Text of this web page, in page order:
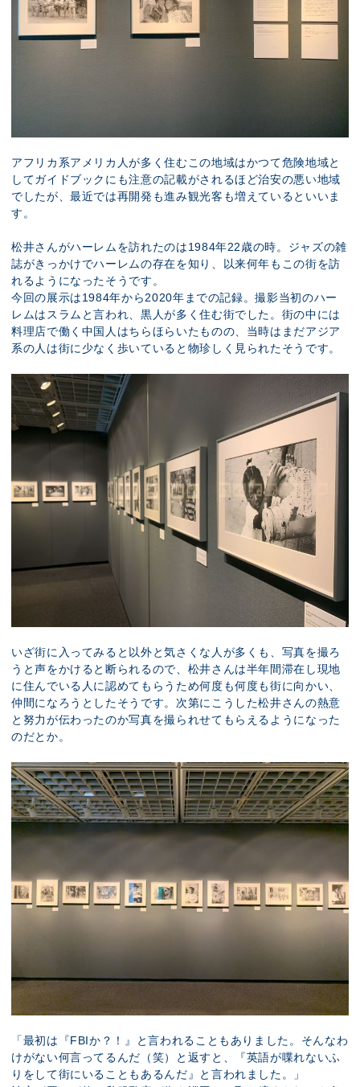
アフリカ系アメリカ人が多く住むこの地域はかつて危険地域と
してガイドブックにも注意の記載がされるほど治安の悪い地域
でしたが、最近では再開発も進み観光客も増えているといいま
す。
松井さんがハーレムを訪れたのは1984年22歳の時。ジャズの雑
誌がきっかけでハーレムの存在を知り、以来何年もこの街を訪
れるようになったそうです。
今回の展示は1984年から2020年までの記録。撮影当初のハー
レムはスラムと言われ、黒人が多く住む街でした。街の中には
料理店で働く中国人はちらほらいたものの、当時はまだアジア
系の人は街に少なく歩いていると物珍しく見られたそうです。
いざ街に入ってみると以外と気さくな人が多くも、写真を撮ろ
うと声をかけると断られるので、松井さんは半年間滞在し現地
に住んでいる人に認めてもらうため何度も何度も街に向かい、
仲間になろうとしたそうです。次第にこうした松井さんの熱意
と努力が伝わったのか写真を撮られせてもらえるようになった
のだとか。
「最初は『FBIか？！』と言われることもありました。そんなわ
けがない何言ってるんだ（笑）と返すと、『英語が喋れないふ
りをして街にいることもあるんだ』と言われました。」